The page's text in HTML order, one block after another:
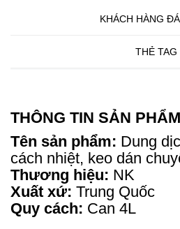
KHÁCH HÀNG
THẺ TAG
THÔNG TIN SẢN PHẨM
Tên sản phẩm: Dung
cách nhiệt, keo dán
Thương hiệu: NK
Xuất xứ: Trung Quốc
Quy cách: Can 4L